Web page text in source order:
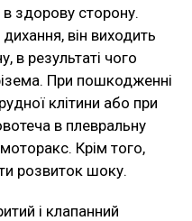
в здорову сторону.
він виходить
в результаті чого
При пошкодженні
клітини або при
в плевральну
Крім того,
розвиток шоку.
і клапанний